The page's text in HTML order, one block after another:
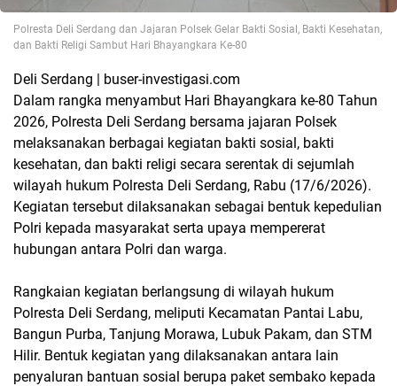
Polresta Deli Serdang dan Jajaran Polsek Gelar Bakti Sosial, Bakti Kesehatan,
dan Bakti Religi Sambut Hari Bhayangkara Ke-80
Deli Serdang | buser-investigasi.com
Dalam rangka menyambut Hari Bhayangkara ke-80 Tahun
2026, Polresta Deli Serdang bersama jajaran Polsek
melaksanakan berbagai kegiatan bakti sosial, bakti
kesehatan, dan bakti religi secara serentak di sejumlah
wilayah hukum Polresta Deli Serdang, Rabu (17/6/2026).
Kegiatan tersebut dilaksanakan sebagai bentuk kepedulian
Polri kepada masyarakat serta upaya mempererat
hubungan antara Polri dan warga.
Rangkaian kegiatan berlangsung di wilayah hukum
Polresta Deli Serdang, meliputi Kecamatan Pantai Labu,
Bangun Purba, Tanjung Morawa, Lubuk Pakam, dan STM
Hilir. Bentuk kegiatan yang dilaksanakan antara lain
penyaluran bantuan sosial berupa paket sembako kepada